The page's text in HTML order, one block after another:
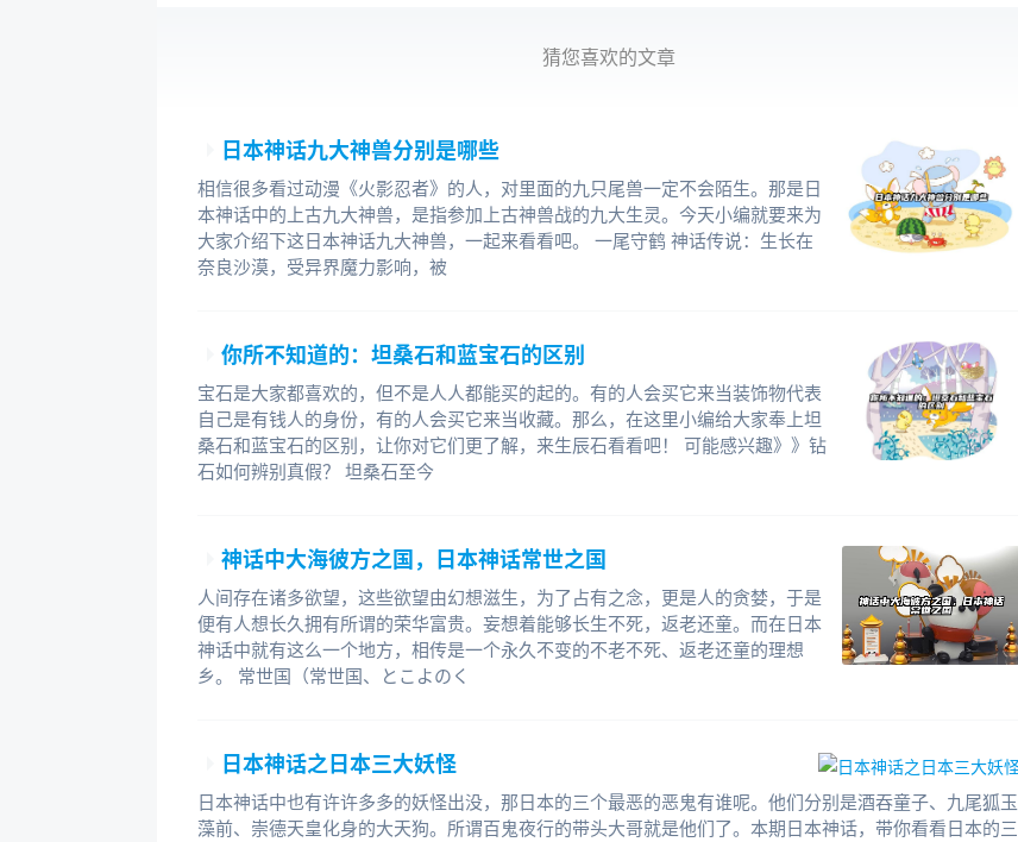
猜您喜欢的文章
日本神话九大神兽分别是哪些
相信很多看过动漫《火影忍者》的人，对里面的九只尾兽一定不会陌生。那是日
本神话中的上古九大神兽，是指参加上古神兽战的九大生灵。今天小编就要来为
大家介绍下这日本神话九大神兽，一起来看看吧。 一尾守鹤 神话传说：生长在
奈良沙漠，受异界魔力影响，被
你所不知道的：坦桑石和蓝宝石的区别
宝石是大家都喜欢的，但不是人人都能买的起的。有的人会买它来当装饰物代表
自己是有钱人的身份，有的人会买它来当收藏。那么，在这里小编给大家奉上坦
桑石和蓝宝石的区别，让你对它们更了解，来生辰石看看吧！ 可能感兴趣》》钻
石如何辨别真假？ 坦桑石至今
神话中大海彼方之国，日本神话常世之国
人间存在诸多欲望，这些欲望由幻想滋生，为了占有之念，更是人的贪婪，于是
便有人想长久拥有所谓的荣华富贵。妄想着能够长生不死，返老还童。而在日本
神话中就有这么一个地方，相传是一个永久不变的不老不死、返老还童的理想
乡。 常世国（常世国、とこよのく
日本神话之日本三大妖怪
日本神话中也有许许多多的妖怪出没，那日本的三个最恶的恶鬼有谁呢。他们分别是酒吞童子、九尾狐玉
藻前、崇德天皇化身的大天狗。所谓百鬼夜行的带头大哥就是他们了。本期日本神话，带你看看日本的三